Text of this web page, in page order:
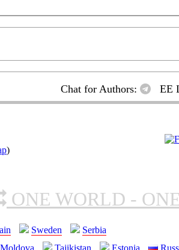
Chat for Authors: EE
)
ONE WORLD -
Sweden
Serbia
Moldova Tajikistan Estonia